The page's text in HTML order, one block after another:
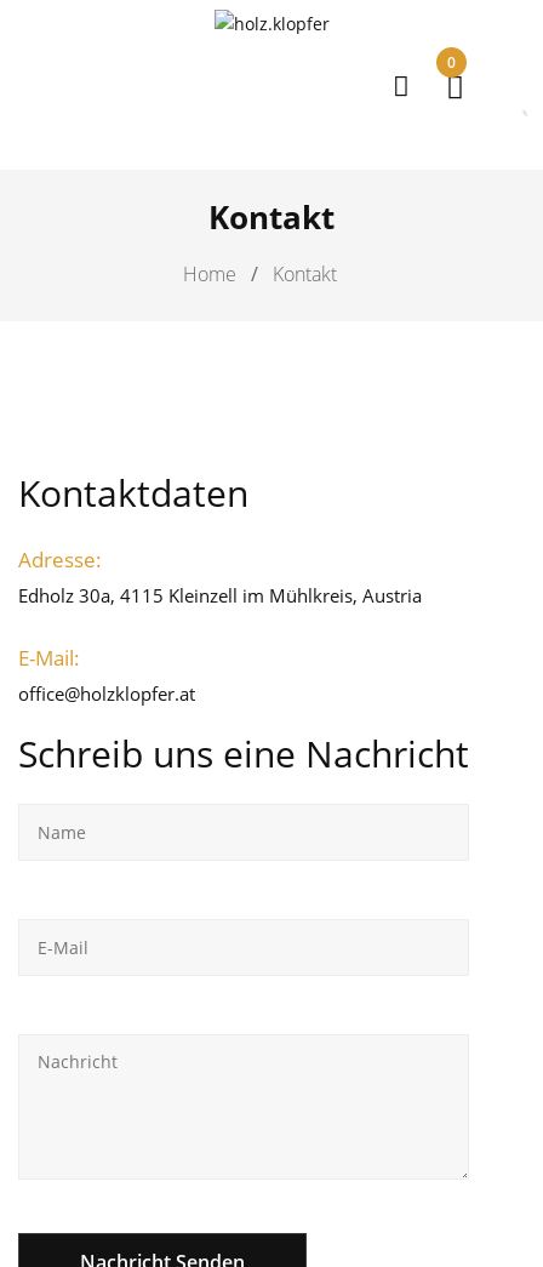
0
Kontakt
Home Kontakt
Kontaktdaten
Adresse:
Edholz 30a, 4115 Kleinzell im Mühlkreis, Austria
E-Mail:
office@holzklopfer.at
Schreib uns eine Nachricht